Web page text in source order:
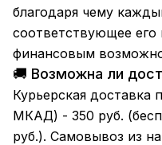
благодаря чему
соответствующее
финансовым
🚚 Возможна ли
Курьерская доставка
МКАД) - 350 руб.
руб.). Самовывоз из